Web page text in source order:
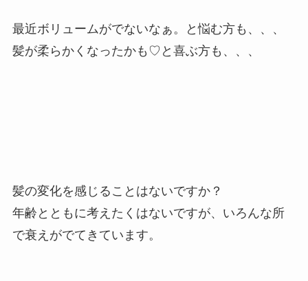
最近ボリュームがでないなぁ。と悩む方も、、、
髪が柔らかくなったかも♡と喜ぶ方も、、、
髪の変化を感じることはないですか？
年齢とともに考えたくはないですが、いろんな所
で衰えがでてきています。